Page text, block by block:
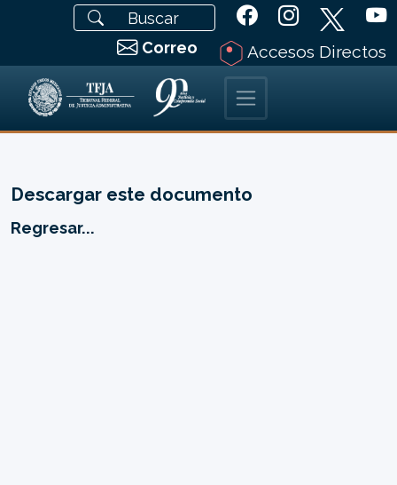
Correo Accesos Directos
Descargar este documento
Regresar...